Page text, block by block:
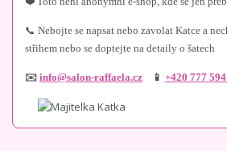
📞 Nebojte se napsat nebo zavolat Katce a
střihem nebo se doptejte na detaily o šatech
✉️ info@salon-raffaela.cz 📱 +420 777